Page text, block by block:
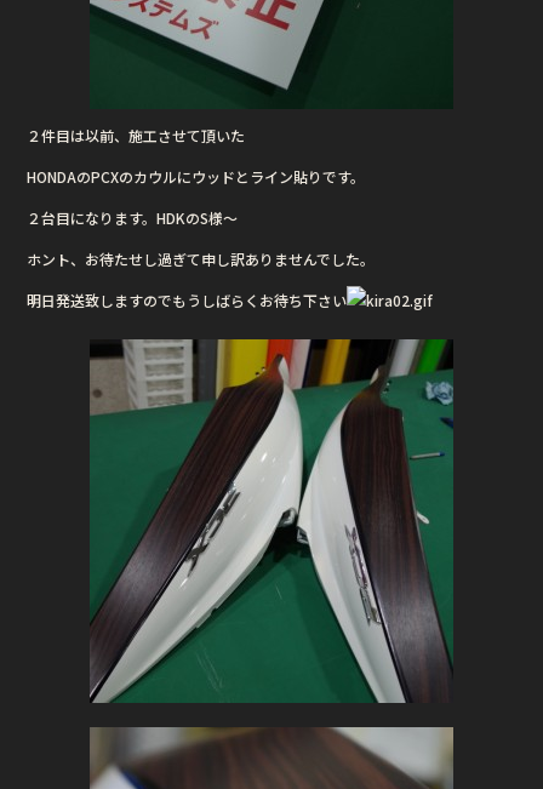
２件目は以前、施工させて頂いた
HONDAのPCXのカウルにウッドとライン貼りです。
２台目になります。HDKのS様〜
ホント、お待たせし過ぎて申し訳ありませんでした。
明日発送致しますのでもうしばらくお待ち下さい